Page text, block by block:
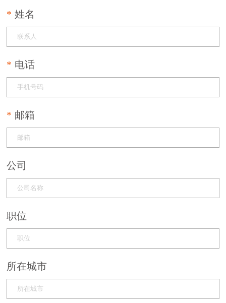
姓名
电话
邮箱
公司
职位
所在城市